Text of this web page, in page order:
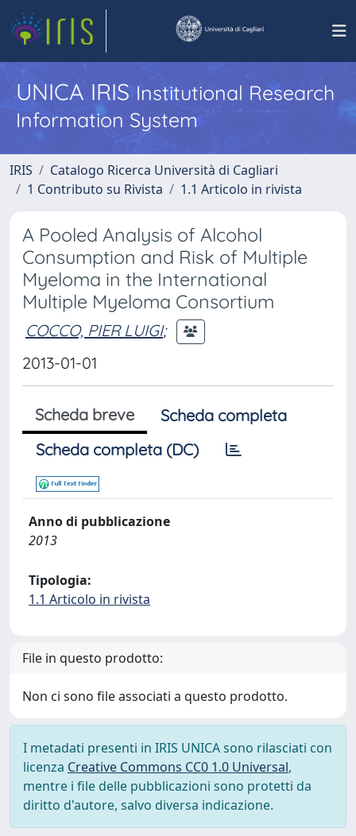
UNICA IRISInstitutional Research
Information System
IRIS
Catalogo Ricerca Università di Cagliari
1 Contributo su Rivista
1.1 Articolo in rivista
A Pooled Analysis of Alcohol
Consumption and Risk of Multiple
Myeloma in the International
Multiple Myeloma Consortium
COCCO, PIER LUIGI;
2013-01-01
Scheda breve
Scheda completa
Scheda completa (DC)
Anno di pubblicazione
2013
Tipologia:
1.1 Articolo in rivista
File in questo prodotto:
Non ci sono file associati a questo prodotto.
I metadati presenti in IRIS UNICA sono rilasciati con
licenza Creative Commons CC0 1.0 Universal,
mentre i file delle pubblicazioni sono protetti da
diritto d'autore, salvo diversa indicazione.